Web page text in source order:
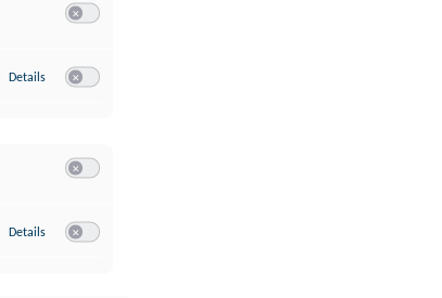
Details zu Google Analytics
Details zu YouTube